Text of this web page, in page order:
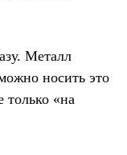
Металл
носить это
только «на